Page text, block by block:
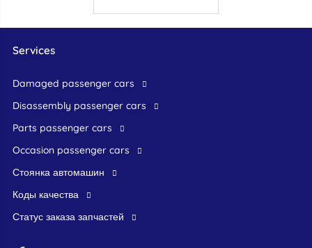
Services
damaged passenger cars
disassembly passenger cars
parts passenger cars
occasion passenger cars
стоянка автомашин
Коды качества
Статус заказа запчастей